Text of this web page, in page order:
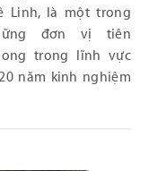
Linh, là một trong
đơn vị tiên
trong lĩnh vực
năm kinh nghiệm